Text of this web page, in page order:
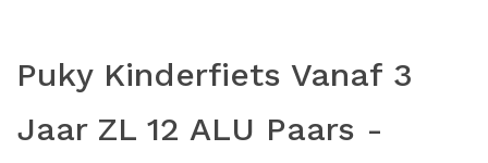
Puky Kinderfiets Vanaf 3
Jaar ZL 12 ALU Paars -